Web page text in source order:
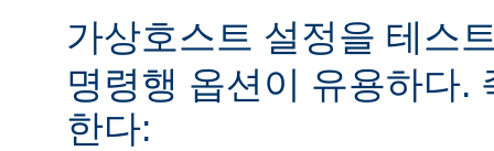
가상호스트 설정을 테스
명령행 옵션이 유용하다.
한다: